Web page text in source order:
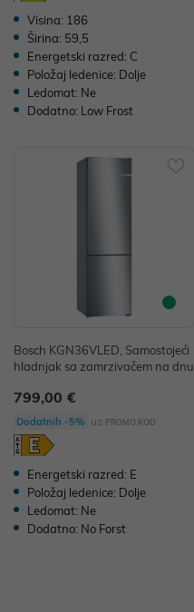
Visina: 186
Širina: 59,5
Energetski razred: C
Položaj ledenice: Dolje
Ledomat: Ne
Dodatno: Low Frost
Bosch KGN36VLED, Samostojeći
hladnjak sa zamrzivačem na dnu
799,00 €
Dodatnih -5% uz PROMO KOD
Energetski razred: E
Položaj ledenice: Dolje
Ledomat: Ne
Dodatno: No Forst